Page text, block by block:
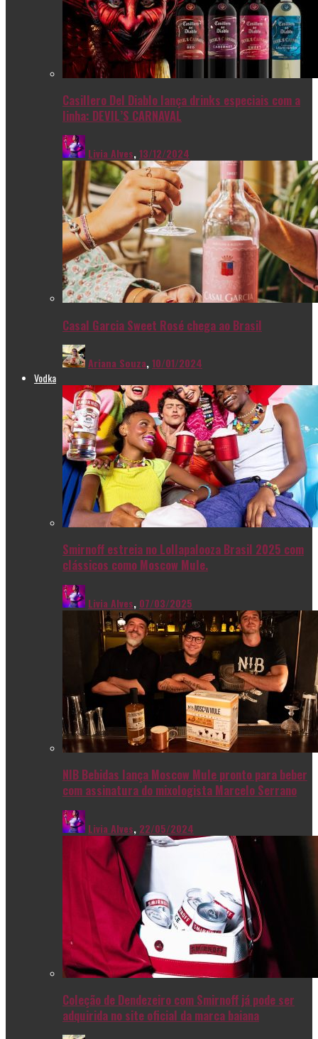
Casillero Del Diablo lança drinks especiais com a
linha: DEVIL’S CARNAVAL
Livia Alves,13/12/2024
Casal Garcia Sweet Rosé chega ao Brasil
Ariana Souza,10/01/2024
Vodka
Smirnoff estreia no Lollapalooza Brasil 2025 com
clássicos como Moscow Mule.
Livia Alves, 07/03/2025
NIB Bebidas lança Moscow Mule pronto para beber
com assinatura do mixologista Marcelo Serrano
Livia Alves, 22/05/2024
Coleção de Dendezeiro com Smirnoff já pode ser
adquirida no site oficial da marca baiana